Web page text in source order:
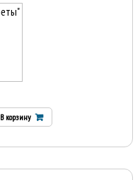
В корзину